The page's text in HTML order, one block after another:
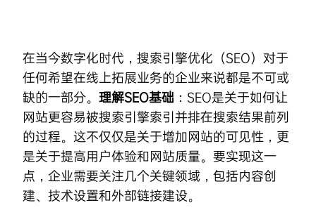
在当今数字化时代， 搜索引擎优化 （SEO）对于
任何希望在线上拓展业务的企业来说都是不可或
缺的一部分。 理解SEO基础 ：SEO是关于如何让
网站更容易被搜索引擎索引并排在搜索结果前列
的过程。这不仅仅是关于增加网站的可见性，更
是关于提高用户体验和网站质量。要实现这一
点，企业需要关注几个关键领域，包括内容创
建、技术设置和外部链接建设。